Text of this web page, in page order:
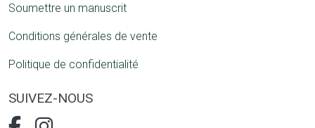
Soumettre un manuscrit
Conditions générales de vente
Politique de confidentialité
SUIVEZ-NOUS